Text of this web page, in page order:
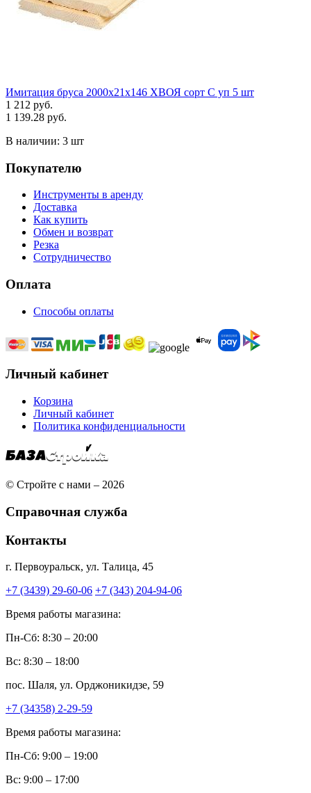
Имитация бруса 2000х21х146 ХВОЯ сорт С уп 5 шт
1 212 руб.
1 139.28 руб.
В наличии: 3 шт
Покупателю
Инструменты в аренду
Доставка
Как купить
Обмен и возврат
Резка
Сотрудничество
Оплата
Способы оплаты
Личный кабинет
Корзина
Личный кабинет
Политика конфиденциальности
© Стройте с нами – 2026
Справочная служба
Контакты
г. Первоуральск, ул. Талица, 45
+7 (3439) 29-60-06 +7 (343) 204-94-06
Время работы магазина:
Пн-Сб: 8:30 – 20:00
Вс: 8:30 – 18:00
пос. Шаля, ул. Орджоникидзе, 59
+7 (34358) 2-29-59
Время работы магазина:
Пн-Сб: 9:00 – 19:00
Вс: 9:00 – 17:00